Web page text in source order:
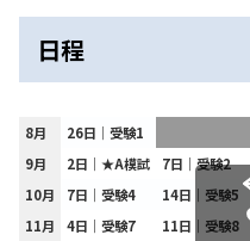
日程
8月
26日│受験1
9月
2日│★A模試 7日│受験2
10月
7日│受験4 14日│受験5
11月
4日│受験7 11日│受験8